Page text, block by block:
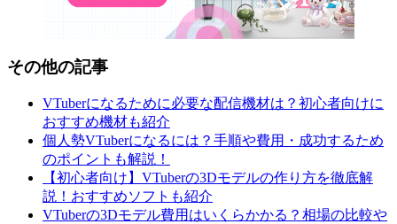
その他の記事
VTuberになるために必要な配信機材は？初心者向けに
おすすめ機材も紹介
個人勢VTuberになるには？手順や費用・成功するため
のポイントも解説！
【初心者向け】VTuberの3Dモデルの作り方を徹底解
説！おすすめソフトも紹介
VTuberの3Dモデル費用はいくらかかる？相場の比較や